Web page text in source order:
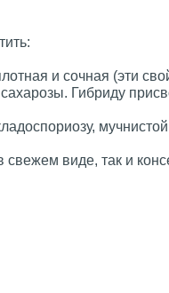
и сочная (эти
Гибриду
свежем виде, так и